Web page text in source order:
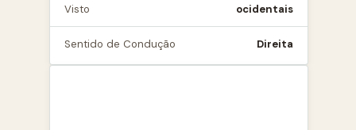
Visto
ocidentais
Sentido de Condução Direita